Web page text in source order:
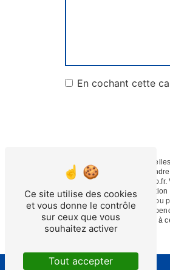
En cochant cette
** Les données
dans le seul but de
depan.service@wanadoo.fr.
d’introduire une
Communal, 61100 Flers
de prise de contact puis
téléphonique, disponible à
Ce site utilise des cookies
et vous donne le contrôle
sur ceux que vous
souhaitez activer
Tout accepter